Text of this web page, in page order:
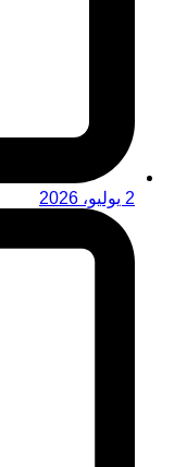
2 يوليو، 2026